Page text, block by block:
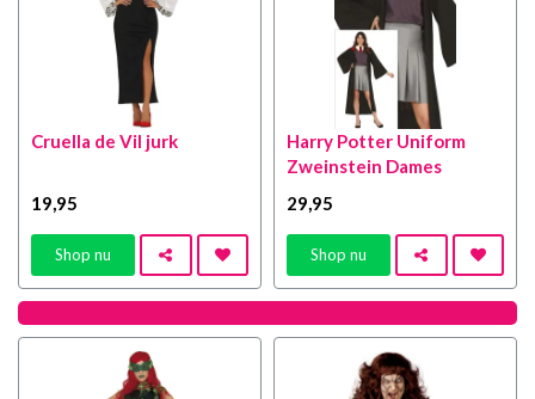
Cruella de Vil jurk
19,95
Shop nu
Harry Potter Uniform
Zweinstein Dames
29,95
Shop nu